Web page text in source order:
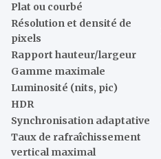
Plat ou courbé
Résolution et densité de
pixels
Rapport hauteur/largeur
Gamme maximale
Luminosité (nits, pic)
HDR
Synchronisation adaptative
Taux de rafraîchissement
vertical maximal